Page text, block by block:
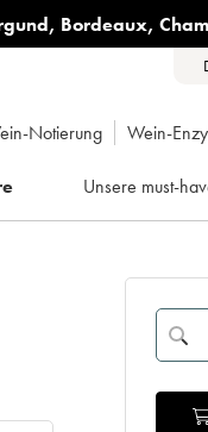
, Bordeaux,
Notierung Wein-
Unsere must-